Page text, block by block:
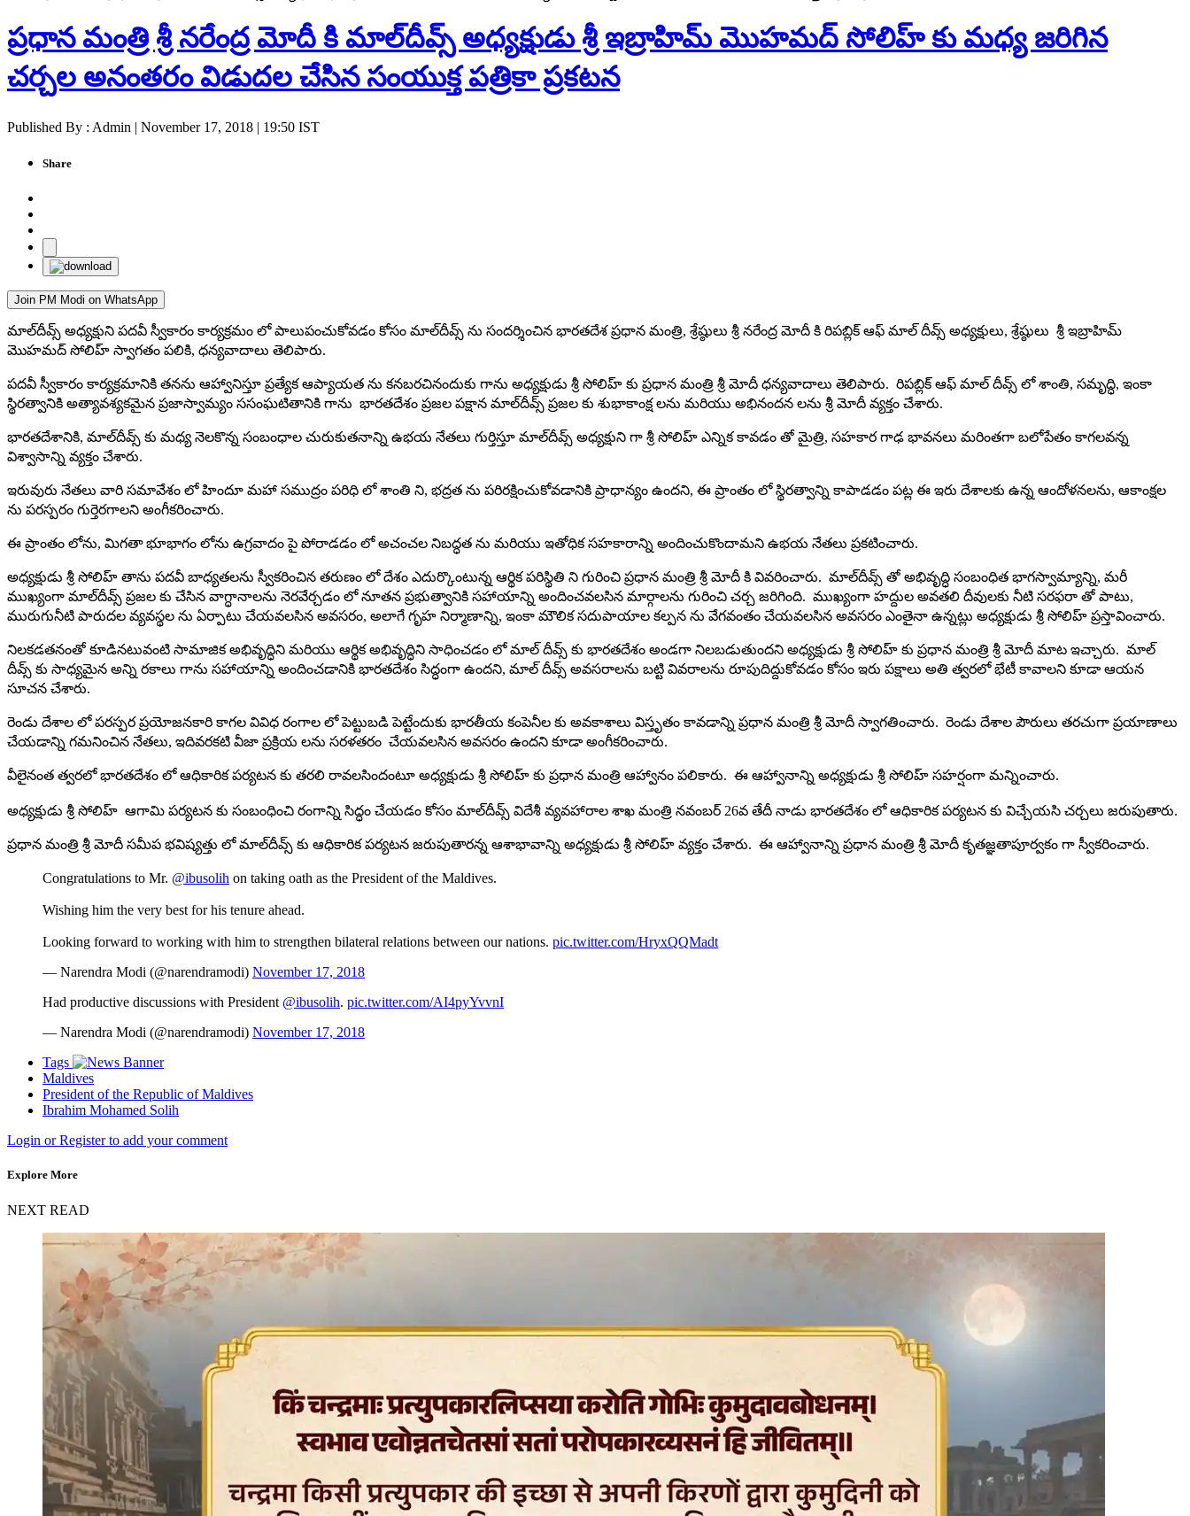
ప్ర‌ధాన మంత్రి శ్రీ న‌రేంద్ర మోదీ కి మాల్‌దీవ్స్ అధ్య‌క్షుడు శ్రీ‌ ఇబ్రాహిమ్ మొహ‌మద్ సోలిహ్ కు మ‌ధ్య జ‌రిగిన
చ‌ర్చ‌ల అనంత‌రం విడుద‌ల చేసిన సంయుక్త ప‌త్రికా ప్ర‌క‌ట‌న‌
Published By : Admin | November 17, 2018 | 19:50 IST
Share
Join PM Modi on WhatsApp
మాల్‌దీవ్స్ అధ్య‌క్షుని ప‌ద‌వీ స్వీకారం కార్య‌క్ర‌మం లో పాలుపంచుకోవ‌డం కోసం మాల్‌దీవ్స్ ను సంద‌ర్శించిన భార‌త‌దేశ ప్ర‌ధాన మంత్రి, శ్రేష్ఠులు శ్రీ న‌రేంద్ర మోదీ కి రిప‌బ్లిక్ ఆఫ్ మాల్ దీవ్స్ అధ్యక్షులు, శ్రేష్ఠులు శ్రీ‌ ఇబ్రాహిమ్
మొహ‌మద్ సోలిహ్ స్వాగ‌తం ప‌లికి, ధ‌న్య‌వాదాలు తెలిపారు.
ప‌ద‌వీ స్వీకారం కార్య‌క్ర‌మానికి త‌న‌ను ఆహ్వానిస్తూ ప్ర‌త్యేక ఆప్యాయ‌త‌ ను క‌న‌బ‌ర‌చినందుకు గాను అధ్య‌క్షుడు శ్రీ సోలిహ్ కు ప్ర‌ధాన మంత్రి శ్రీ మోదీ ధ‌న్య‌వాదాలు తెలిపారు. రిప‌బ్లిక్ ఆఫ్ మాల్ దీవ్స్ లో శాంతి, స‌మృద్ధి, ఇంకా
స్థిర‌త్వానికి అత్యావ‌శ్య‌క‌మైన‌ ప్ర‌జాస్వామ్యం ససంఘటితానికి గాను భార‌త‌దేశం ప్ర‌జ‌ల పక్షాన మాల్‌దీవ్స్ ప్ర‌జ‌ల కు శుభాకాంక్ష‌ ల‌ను మ‌రియు అభినంద‌న‌ ల‌ను శ్రీ మోదీ వ్య‌క్తం చేశారు.
భార‌త‌దేశానికి, మాల్‌దీవ్స్ కు మ‌ధ్య నెల‌కొన్న సంబంధాల చురుకుతనాన్ని ఉభ‌య నేత‌లు గుర్తిస్తూ మాల్‌దీవ్స్ అధ్య‌క్షుని గా శ్రీ సోలిహ్ ఎన్నిక కావ‌డం తో మైత్రి, స‌హ‌కార గాఢ భావ‌న‌లు మరింతగా బలోపేతం కాగలవన్న
విశ్వాసాన్ని వ్య‌క్తం చేశారు.
ఇరువురు నేత‌లు వారి స‌మావేశం లో హిందూ మ‌హా స‌ముద్రం ప‌రిధి లో శాంతి ని, భ‌ద్ర‌త ను ప‌రిర‌క్షించుకోవ‌డానికి ప్రాధాన్యం ఉంద‌ని, ఈ ప్రాంతం లో స్థిర‌త్వాన్ని కాపాడ‌డం ప‌ట్ల ఈ ఇరు దేశాల‌కు ఉన్న ఆందోళనలను, ఆకాంక్ష‌ల‌
ను ప‌ర‌స్ప‌రం గుర్తెరగాల‌ని అంగీకరించారు.
ఈ ప్రాంతం లోను, మిగ‌తా భూభాగం లోను ఉగ్ర‌వాదం పై పోరాడ‌డం లో అచంచ‌ల నిబ‌ద్ధ‌త ను మ‌రియు ఇతోధిక స‌హ‌కారాన్ని అందించుకొందామ‌ని ఉభ‌య నేత‌లు ప్ర‌క‌టించారు.
అధ్య‌క్షుడు శ్రీ సోలిహ్ తాను ప‌ద‌వీ బాధ్య‌త‌ల‌ను స్వీక‌రించిన త‌రుణం లో దేశం ఎదుర్కొంటున్న ఆర్థిక ప‌రిస్థితి ని గురించి ప్ర‌ధాన మంత్రి శ్రీ మోదీ కి వివ‌రించారు. మాల్‌దీవ్స్ తో అభివృద్ధి సంబంధిత భాగ‌స్వామ్యాన్ని, మ‌రీ
ముఖ్యంగా మాల్‌దీవ్స్ ప్ర‌జ‌ల‌ కు చేసిన వాగ్ధానాల‌ను నెర‌వేర్చ‌డం లో నూత‌న ప్ర‌భుత్వానికి స‌హాయాన్ని అందించవలసిన మార్గాల‌ను గురించి చ‌ర్చ జరిగింది. ముఖ్యంగా హద్దుల అవతలి దీవులకు నీటి స‌ర‌ఫ‌రా తో పాటు,
మురుగునీటి పారుద‌ల వ్య‌వ‌స్థ‌ల‌ ను ఏర్పాటు చేయ‌వలసిన అవసరం, అలాగే గృహ నిర్మాణాన్ని, ఇంకా మౌలిక స‌దుపాయాల క‌ల్ప‌న ను వేగ‌వంతం చేయ‌వ‌ల‌సిన అవ‌స‌రం ఎంతైనా ఉన్నట్లు అధ్య‌క్షుడు శ్రీ సోలిహ్ ప్ర‌స్తావించారు.
నిలకడతనంతో కూడినటువంటి సామాజిక అభివృద్ధిని మరియు ఆర్థిక అభివృద్ధిని సాధించడం లో మాల్ దీవ్స్ కు భారతదేశం అండగా నిలబడుతుందని అధ్యక్షుడు శ్రీ సోలిహ్ కు ప్రధాన మంత్రి శ్రీ మోదీ మాట ఇచ్చారు. మాల్
దీవ్స్ కు సాధ్యమైన అన్ని రకాలు గాను సహాయాన్ని అందించడానికి భారతదేశం సిద్ధంగా ఉందని, మాల్ దీవ్స్ అవసరాలను బట్టి వివరాలను రూపుదిద్దుకోవడం కోసం ఇరు పక్షాలు అతి త్వరలో భేటీ కావాలని కూడా ఆయన
సూచన చేశారు.
రెండు దేశాల లో ప‌ర‌స్ప‌ర ప్ర‌యోజ‌న‌కారి కాగ‌ల వివిధ రంగాల లో పెట్టుబ‌డి పెట్టేందుకు భార‌తీయ కంపెనీల కు అవ‌కాశాలు విస్తృతం కావ‌డాన్ని ప్ర‌ధాన మంత్రి శ్రీ మోదీ స్వాగ‌తించారు. రెండు దేశాల పౌరులు త‌ర‌చుగా ప్ర‌యాణాలు
చేయ‌డాన్ని గ‌మ‌నించిన నేతలు, ఇదివ‌ర‌క‌టి వీజా ప్ర‌క్రియ‌ ల‌ను స‌ర‌ళ‌త‌రం చేయ‌వ‌ల‌సిన అవ‌స‌రం ఉంద‌ని కూడా అంగీకరించారు.
వీలైనంత త్వ‌ర‌లో భార‌త‌దేశం లో ఆధికారిక ప‌ర్య‌ట‌న కు త‌ర‌లి రావ‌ల‌సిందంటూ అధ్య‌క్షుడు శ్రీ సోలిహ్ కు ప్ర‌ధాన మంత్రి ఆహ్వానం ప‌లికారు. ఈ ఆహ్వానాన్ని అధ్య‌క్షుడు శ్రీ సోలిహ్ స‌హ‌ర్షంగా మ‌న్నించారు.
అధ్య‌క్షుడు శ్రీ సోలిహ్ ఆగామి పర్యటన కు సంబంధించి రంగాన్ని సిద్ధం చేయ‌డం కోసం మాల్‌దీవ్స్ విదేశీ వ్య‌వ‌హారాల శాఖ మంత్రి న‌వంబ‌ర్ 26వ తేదీ నాడు భార‌త‌దేశం లో ఆధికారిక ప‌ర్య‌ట‌న కు విచ్చేయసి చ‌ర్చ‌లు జ‌ర‌ుపుతారు.
ప్ర‌ధాన మంత్రి శ్రీ మోదీ స‌మీప భ‌విష్య‌త్తు లో మాల్‌దీవ్స్ కు ఆధికారిక ప‌ర్య‌ట‌న జ‌రుపుతార‌న్న ఆశాభావాన్ని అధ్య‌క్షుడు శ్రీ సోలిహ్ వ్య‌క్తం చేశారు. ఈ ఆహ్వానాన్ని ప్ర‌ధాన మంత్రి శ్రీ మోదీ కృత‌జ్ఞతాపూర్వ‌కం గా స్వీకరించారు.
Congratulations to Mr. @ibusolih on taking oath as the President of the Maldives.
Wishing him the very best for his tenure ahead.
Looking forward to working with him to strengthen bilateral relations between our nations. pic.twitter.com/HryxQQMadt
— Narendra Modi (@narendramodi) November 17, 2018
Had productive discussions with President @ibusolih. pic.twitter.com/AI4pyYvvnI
— Narendra Modi (@narendramodi) November 17, 2018
Tags
Maldives
President of the Republic of Maldives
Ibrahim Mohamed Solih
Login or Register to add your comment
Explore More
NEXT READ